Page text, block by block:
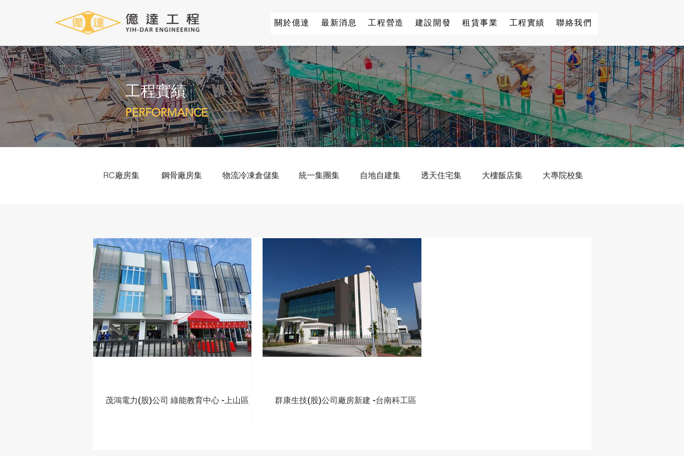
關於億達 最新消息 工程營造 建設開發 租賃事業 工程實績 聯絡我們
​工程實績
PERFORMANCE
RC廠房集 鋼骨廠房集 物流冷凍倉儲集 統一集團集 自地自建集 透天住宅集 大樓飯店集 大專院校集
茂鴻電力(股)公司 綠能教育中心 -上山區 群康生技(股)公司廠房新建 -台南科工區